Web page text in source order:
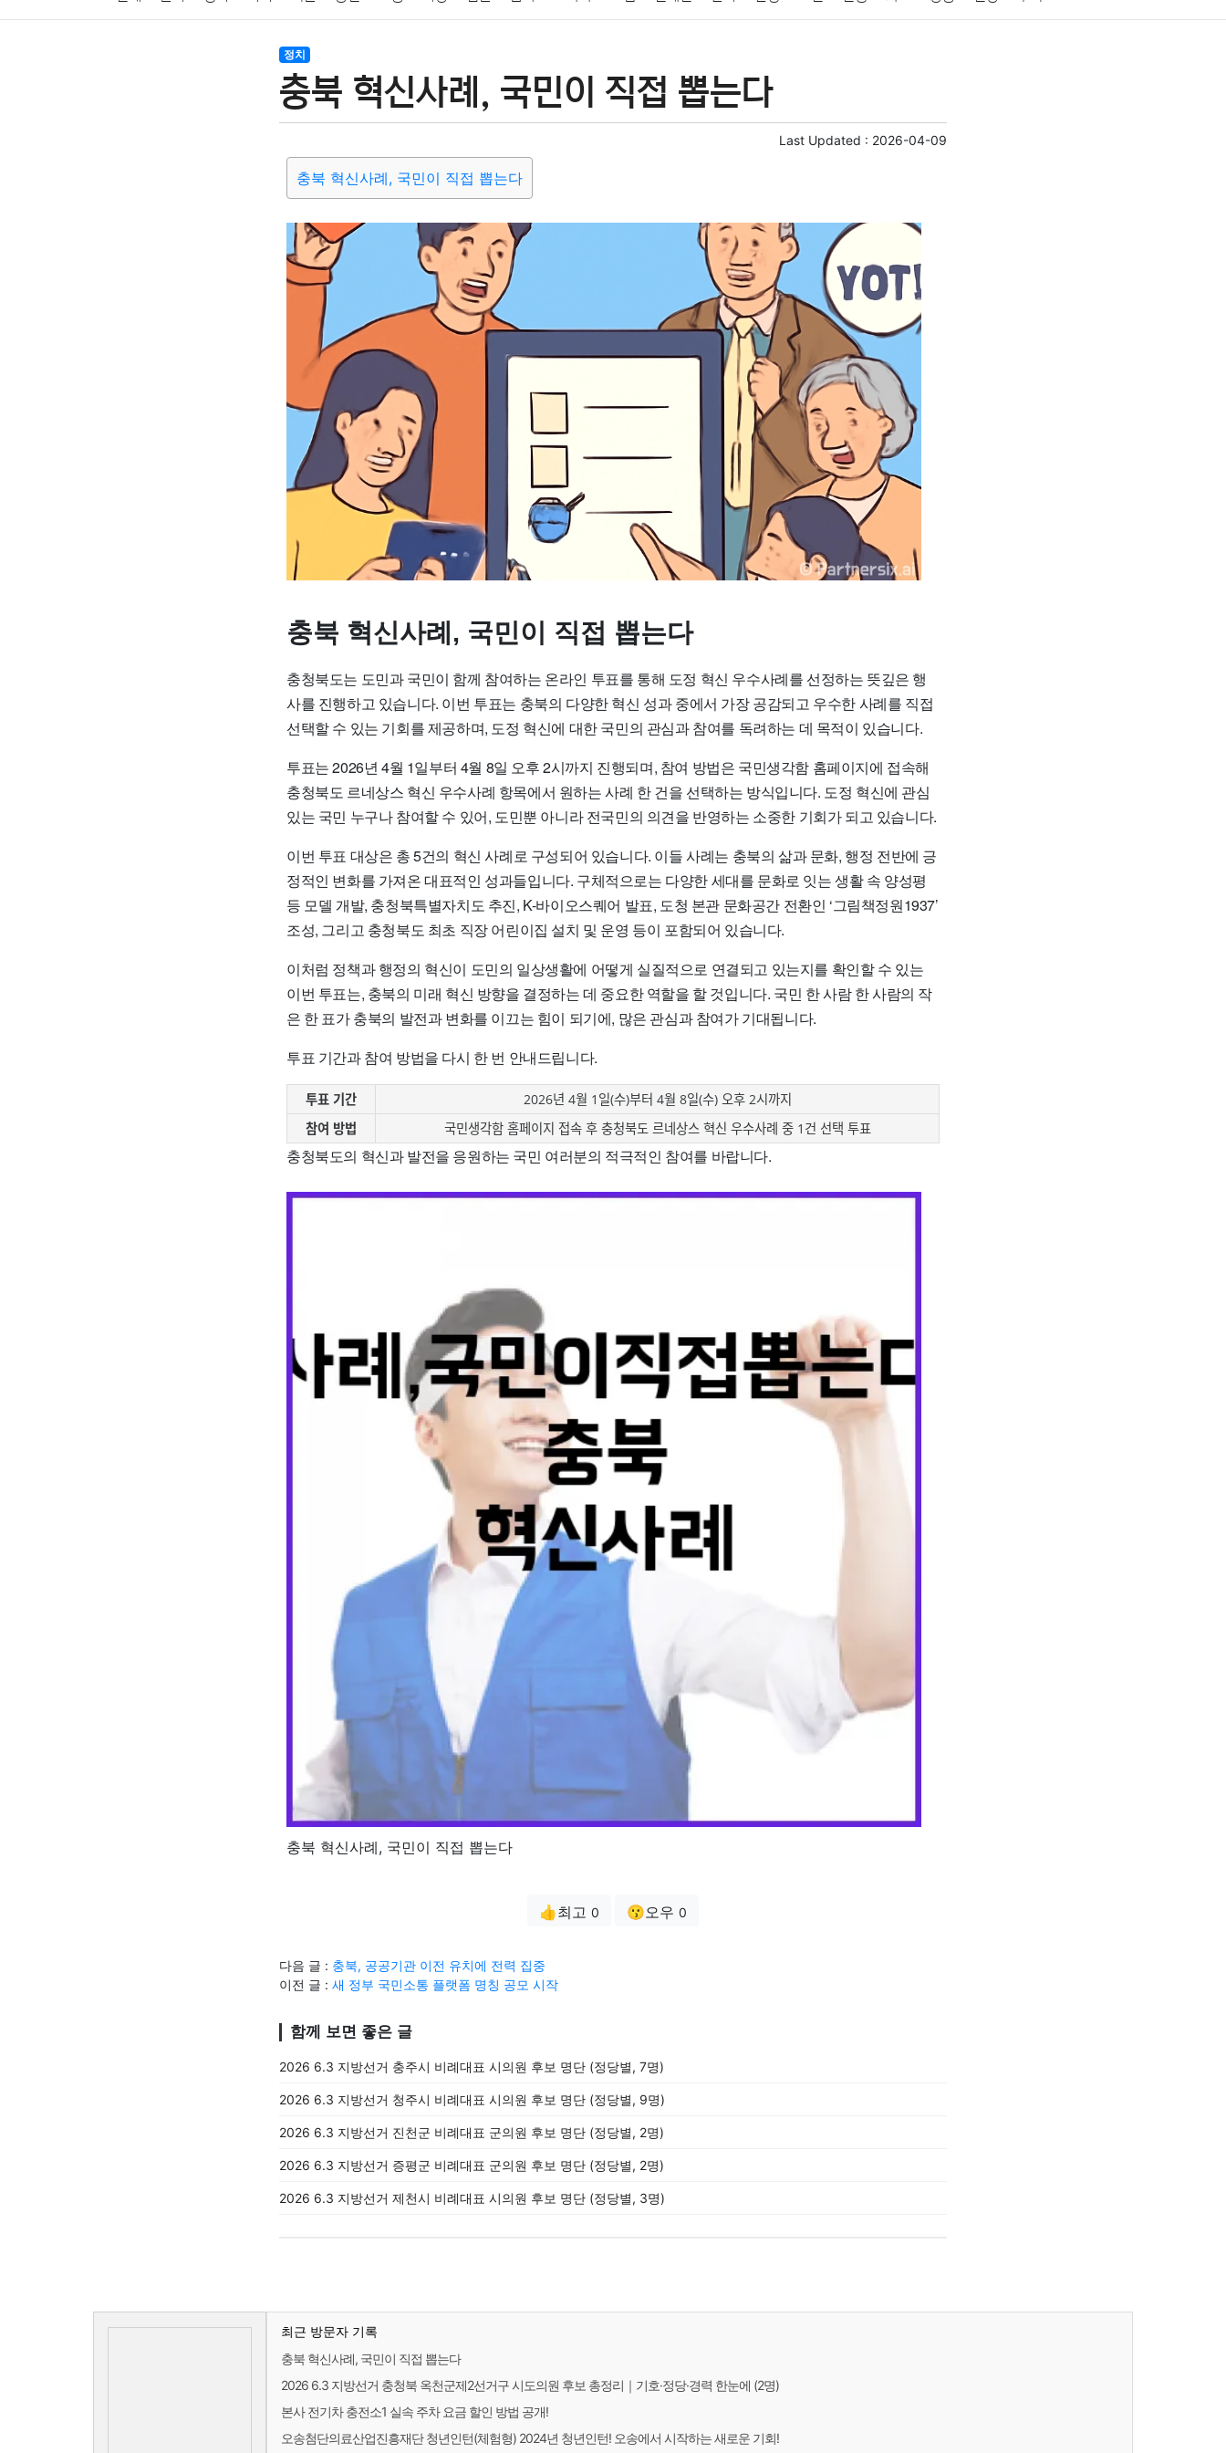
결혼 육아
기술 종교 사회 정치 건강 의료 의학 경제 마케팅 부동산 외국어
정치
충북 혁신사례, 국민이 직접 뽑는다
Last Updated : 2026-04-09
충북 혁신사례, 국민이 직접 뽑는다
충북 혁신사례, 국민이 직접 뽑는다
충청북도는 도민과 국민이 함께 참여하는 온라인 투표를 통해 도정 혁신 우수사례를 선정하는 뜻깊은 행
사를 진행하고 있습니다. 이번 투표는 충북의 다양한 혁신 성과 중에서 가장 공감되고 우수한 사례를 직접
선택할 수 있는 기회를 제공하며, 도정 혁신에 대한 국민의 관심과 참여를 독려하는 데 목적이 있습니다.
투표는 2026년 4월 1일부터 4월 8일 오후 2시까지 진행되며, 참여 방법은 국민생각함 홈페이지에 접속해
충청북도 르네상스 혁신 우수사례 항목에서 원하는 사례 한 건을 선택하는 방식입니다. 도정 혁신에 관심
있는 국민 누구나 참여할 수 있어, 도민뿐 아니라 전국민의 의견을 반영하는 소중한 기회가 되고 있습니다.
이번 투표 대상은 총 5건의 혁신 사례로 구성되어 있습니다. 이들 사례는 충북의 삶과 문화, 행정 전반에 긍
정적인 변화를 가져온 대표적인 성과들입니다. 구체적으로는 다양한 세대를 문화로 잇는 생활 속 양성평
등 모델 개발, 충청북특별자치도 추진, K-바이오스퀘어 발표, 도청 본관 문화공간 전환인 ‘그림책정원1937’
조성, 그리고 충청북도 최초 직장 어린이집 설치 및 운영 등이 포함되어 있습니다.
이처럼 정책과 행정의 혁신이 도민의 일상생활에 어떻게 실질적으로 연결되고 있는지를 확인할 수 있는
이번 투표는, 충북의 미래 혁신 방향을 결정하는 데 중요한 역할을 할 것입니다. 국민 한 사람 한 사람의 작
은 한 표가 충북의 발전과 변화를 이끄는 힘이 되기에, 많은 관심과 참여가 기대됩니다.
투표 기간과 참여 방법을 다시 한 번 안내드립니다.
투표 기간
2026년 4월 1일(수)부터 4월 8일(수) 오후 2시까지
참여 방법
국민생각함 홈페이지 접속 후 충청북도 르네상스 혁신 우수사례 중 1건 선택 투표
충청북도의 혁신과 발전을 응원하는 국민 여러분의 적극적인 참여를 바랍니다.
충북 혁신사례, 국민이 직접 뽑는다
👍최고 0 😗오우 0
다음 글 : 충북, 공공기관 이전 유치에 전력 집중
이전 글 : 새 정부 국민소통 플랫폼 명칭 공모 시작
함께 보면 좋은 글
2026 6.3 지방선거 충주시 비례대표 시의원 후보 명단 (정당별, 7명)
2026 6.3 지방선거 청주시 비례대표 시의원 후보 명단 (정당별, 9명)
2026 6.3 지방선거 진천군 비례대표 군의원 후보 명단 (정당별, 2명)
2026 6.3 지방선거 증평군 비례대표 군의원 후보 명단 (정당별, 2명)
2026 6.3 지방선거 제천시 비례대표 시의원 후보 명단 (정당별, 3명)
최근 방문자 기록
충북 혁신사례, 국민이 직접 뽑는다
2026 6.3 지방선거 충청북 옥천군제2선거구 시도의원 후보 총정리｜기호·정당·경력 한눈에 (2명)
본사 전기차 충전소1 실속 주차 요금 할인 방법 공개!
오송첨단의료산업진흥재단 청년인턴(체험형) 2024년 청년인턴! 오송에서 시작하는 새로운 기회!